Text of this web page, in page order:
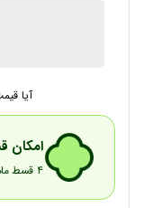
آیا
امکان
۴ قسط ماهانه. بدون سود، چک و ضامن.